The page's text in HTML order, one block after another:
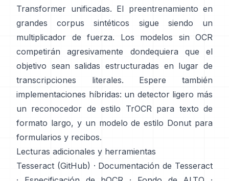
Transformer unificadas. El preentrenamiento en
grandes corpus sintéticos
sigue siendo un
multiplicador de fuerza. Los modelos sin OCR
competirán agresivamente dondequiera que el
objetivo sean salidas estructuradas en lugar de
transcripciones literales. Espere también
implementaciones híbridas: un detector ligero más
un reconocedor de estilo TrOCR para texto de
formato largo, y un modelo de estilo Donut para
formularios y recibos.
Lecturas adicionales y herramientas
Tesseract (GitHub) · Documentación de Tesseract